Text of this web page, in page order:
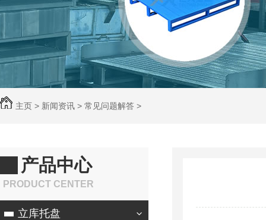
主页 > 新闻资讯 > 常见问题解答 >
产品中心
PRODUCT CENTER
立库托盘